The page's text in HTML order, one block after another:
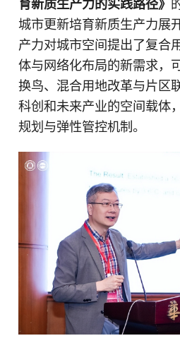
育新质生产力的实践路径》
城市更新培育新质生产力展
产力对城市空间提出了复合
体与网络化布局的新需求，
换鸟、混合用地改革与片区
科创和未来产业的空间载体
规划与弹性管控机制。